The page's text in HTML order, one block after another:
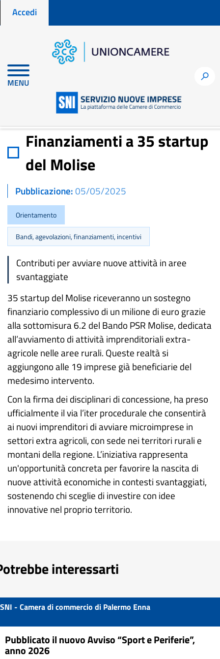
Menu profilo utente
Accedi
MENU
h
Home
Finanziamenti a 35 startup del Molise
Finanziamenti a 35 startup
del Molise
Pubblicazione 05/05/2025
Orientamento
Bandi, agevolazioni, finanziamenti, incentivi
Contributi per avviare nuove attività in aree
svantaggiate
35 startup del Molise riceveranno un sostegno
finanziario complessivo di un milione di euro grazie
alla sottomisura 6.2 del Bando PSR Molise, dedicata
all’avviamento di attività imprenditoriali extra-
agricole nelle aree rurali. Queste realtà si
aggiungono alle 19 imprese già beneficiarie del
medesimo intervento.
Con la firma dei disciplinari di concessione, ha preso
ufficialmente il via l’iter procedurale che consentirà
ai nuovi imprenditori di avviare microimprese in
settori extra agricoli, con sede nei territori rurali e
montani della regione. L’iniziativa rappresenta
un'opportunità concreta per favorire la nascita di
nuove attività economiche in contesti svantaggiati,
sostenendo chi sceglie di investire con idee
innovative nel proprio territorio.
interessarti
SNI - Camera di commercio di Palermo Enna
Pubblicato il nuovo Avviso “Sport e Periferie”,
anno 2026